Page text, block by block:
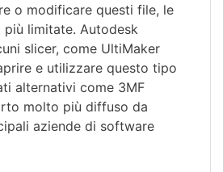
o modificare questi file, le
più limitate. Autodesk
slicer, come UltiMaker
e utilizzare questo tipo
alternativi come 3MF
molto più diffuso da
aziende di software